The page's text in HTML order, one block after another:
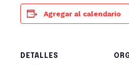
Agregar al calendario
DETALLES